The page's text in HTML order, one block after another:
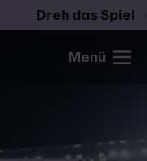
Dreh das Spiel
Menü